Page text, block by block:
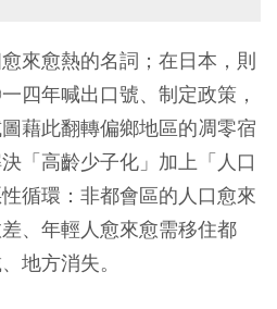
來愈熱的名詞；在日本，則
四年喊出口號、制定政策，
藉此翻轉偏鄉地區的凋零宿
「高齡少子化」加上「人口
循環：非都會區的人口愈來
、年輕人愈來愈需移住都
地方消失。